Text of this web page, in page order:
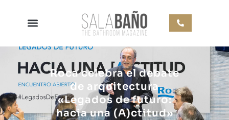
Roca celebra el debate
de arquitectura
«Legados de futuro:
hacia una (A)ctitud»